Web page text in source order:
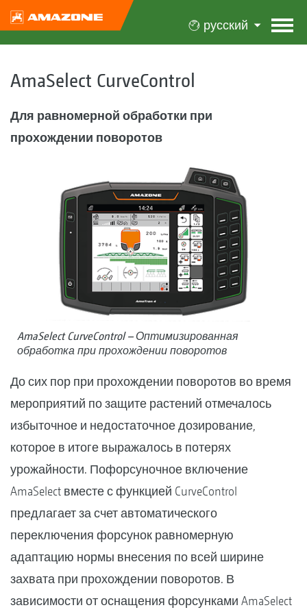
русский
AmaSelect CurveControl
Для равномерной обработки при
прохождении поворотов
AmaSelect CurveControl – Оптимизированная
обработка при прохождении поворотов
До сих пор при прохождении поворотов во время
мероприятий по защите растений отмечалось
избыточное и недостаточное дозирование,
которое в итоге выражалось в потерях
урожайности. Пофорсуночное включение
AmaSelect вместе с функцией CurveControl
предлагает за счет автоматического
переключения форсунок равномерную
адаптацию нормы внесения по всей ширине
захвата при прохождении поворотов. В
зависимости от оснащения форсунками AmaSelect